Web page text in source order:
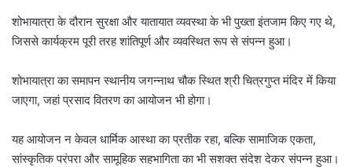
शोभायात्रा के दौरान सुरक्षा और यातायात व्यवस्था के भी पुख्ता इंतजाम किए गए थे,
जिससे कार्यक्रम पूरी तरह शांतिपूर्ण और व्यवस्थित रूप से संपन्न हुआ।
शोभायात्रा का समापन स्थानीय जगन्नाथ चौक स्थित श्री चित्रगुप्त मंदिर में किया
जाएगा, जहां प्रसाद वितरण का आयोजन भी होगा।
यह आयोजन न केवल धार्मिक आस्था का प्रतीक रहा, बल्कि सामाजिक एकता,
सांस्कृतिक परंपरा और सामूहिक सहभागिता का भी सशक्त संदेश देकर संपन्न हुआ।